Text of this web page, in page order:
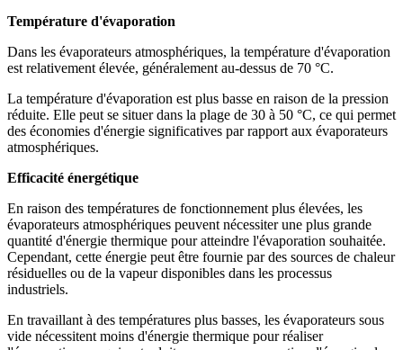
Température d'évaporation
Dans les évaporateurs atmosphériques, la température d'évaporation
est relativement élevée, généralement au-dessus de 70 °C.
La température d'évaporation est plus basse en raison de la pression
réduite. Elle peut se situer dans la plage de 30 à 50 °C, ce qui permet
des économies d'énergie significatives par rapport aux évaporateurs
atmosphériques.
Efficacité énergétique
En raison des températures de fonctionnement plus élevées, les
évaporateurs atmosphériques peuvent nécessiter une plus grande
quantité d'énergie thermique pour atteindre l'évaporation souhaitée.
Cependant, cette énergie peut être fournie par des sources de chaleur
résiduelles ou de la vapeur disponibles dans les processus
industriels.
En travaillant à des températures plus basses, les évaporateurs sous
vide nécessitent moins d'énergie thermique pour réaliser